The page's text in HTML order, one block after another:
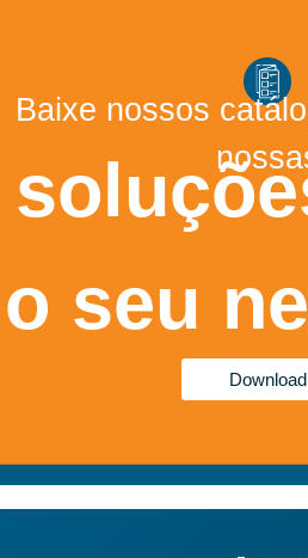
Baixe nossos
o seu
Download